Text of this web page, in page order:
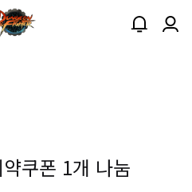
쿠폰 1개 나눔